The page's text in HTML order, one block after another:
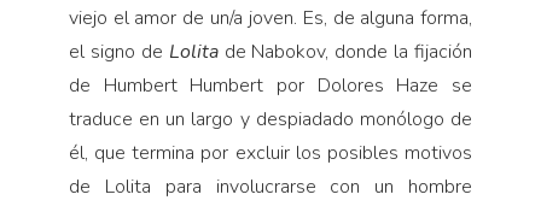
viejo el amor de un/a joven. Es, de alguna forma,
el signo de Lolitade Nabokov, donde la fijación
de Humbert Humbert por Dolores Haze se
traduce en un largo y despiadado monólogo de
él, que termina por excluir los posibles motivos
de Lolita para involucrarse con un hombre